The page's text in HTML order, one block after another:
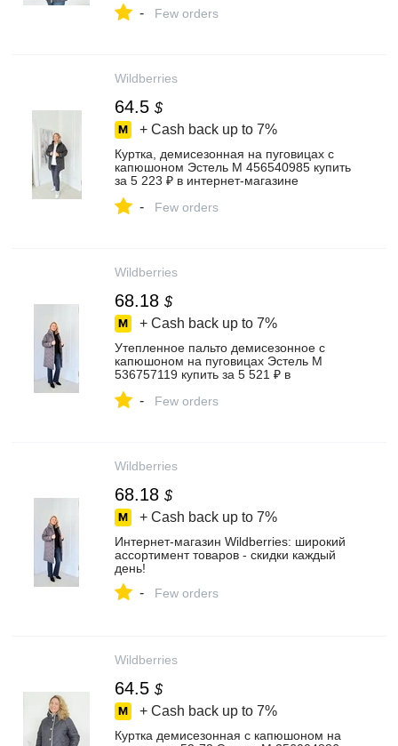
- Few orders
Wildberries
64.5 $
+ Cash back up to 7%
Куртка, демисезонная на пуговицах с
капюшоном Эстель М 456540985 купить
за 5 223 ₽ в интернет‑магазине
- Few orders
Wildberries
68.18 $
+ Cash back up to 7%
Утепленное пальто демисезонное с
капюшоном на пуговицах Эстель М
536757119 купить за 5 521 ₽ в
- Few orders
Wildberries
68.18 $
+ Cash back up to 7%
Интернет‑магазин Wildberries: широкий
ассортимент товаров - скидки каждый
день!
- Few orders
Wildberries
64.5 $
+ Cash back up to 7%
Куртка демисезонная с капюшоном на